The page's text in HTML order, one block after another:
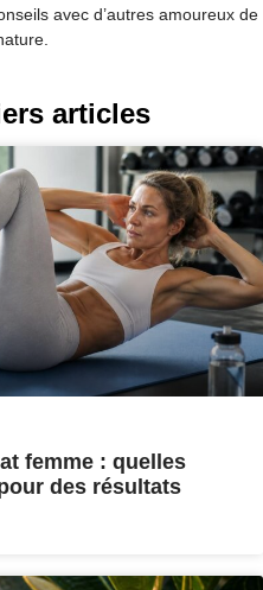
avec d’autres amoureux de
articles
femme : quelles
des résultats